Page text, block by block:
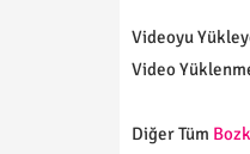
Videoyu
Video
Diğer Tüm